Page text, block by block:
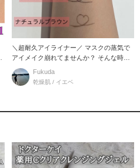
＼超耐久アイライナー／ マスクの蒸気で
アイメイク崩れてませんか？ そんな時の
オ
Fukuda
乾燥肌 / イエベ